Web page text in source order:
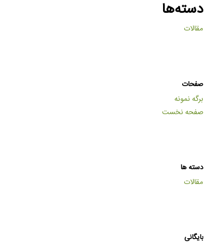
دسته‌ها
مقالات
صفحات
برگه نمونه
صفحه نخست
دسته ها
مقالات
بایگانی